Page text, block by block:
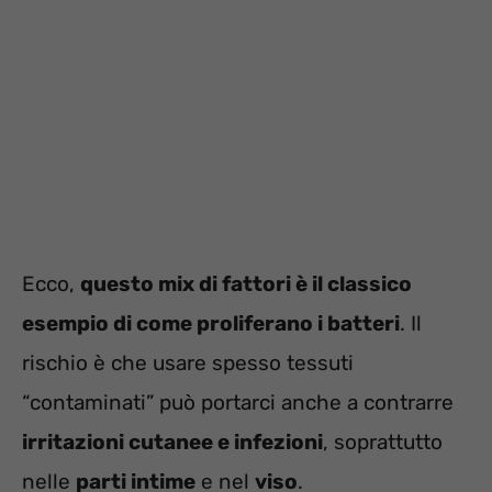
Ecco, questo mix di fattori è il classico
esempio di come proliferano i batteri. Il
rischio è che usare spesso tessuti
“contaminati” può portarci anche a contrarre
irritazioni cutanee e infezioni, soprattutto
nelle parti intime e nel viso.